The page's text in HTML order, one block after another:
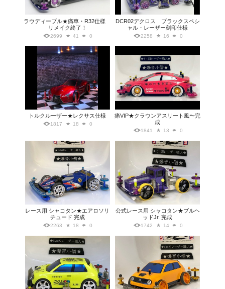
ラウディーブル★痛車・R32仕様
リメイク終了！
2699 41 0
DCR02デクロス ブラックスペシ
ャル・レーザー刻印仕様
2258 16 0
トルクルーザー★レクサス仕様
1817 18 0
痛VIP★クラウンアスリート風〜完
成
1841 13 0
レース用 シャコタン★エアロソリ
チュード 完成
2263 18 0
公式レース用 シャコタン★ブルヘ
ッドJr. 完成
1742 14 0